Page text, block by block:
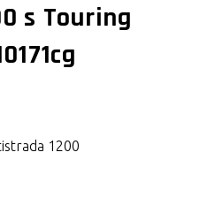
s Touring
1200